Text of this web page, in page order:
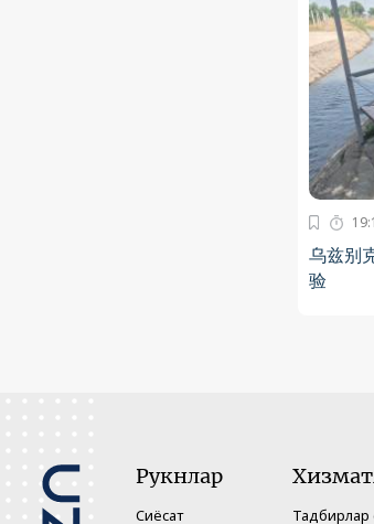
乌兹别
验
Рукнлар
Сиёсат